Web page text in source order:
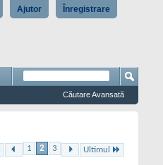
Înregistrare
Ajutor
Căutare Avansată
1 2 3 Ultimul